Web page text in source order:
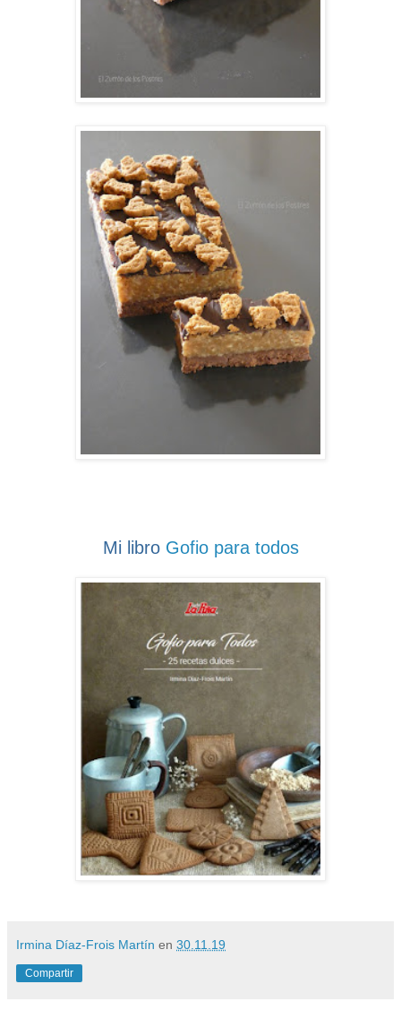
Mi libro Gofio para todos
Irmina Díaz-Frois Martín en 30.11.19
Compartir